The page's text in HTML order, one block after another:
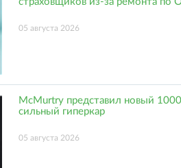
05 августа 2026
McMurtry представил новый
сильный гиперкар
05 августа 2026